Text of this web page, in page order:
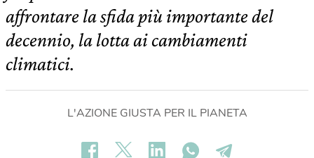
affrontare la sfida più importante del
decennio, la lotta ai cambiamenti
climatici.
L'AZIONE GIUSTA PER IL PIANETA